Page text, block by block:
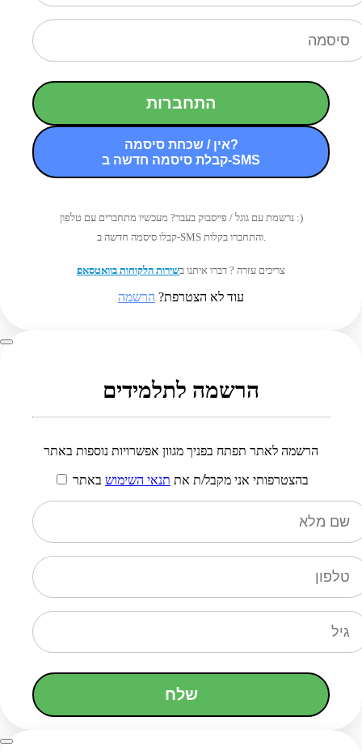
התחברות
אין / שכחת סיסמה?
קבלת סיסמה חדשה ב-SMS
נרשמת עם גוגל / פייסבוק בעבר? מעכשיו מתחברים עם טלפון :)
קבלו סיסמה חדשה ב-SMS והתחברו בקלות.
צריכים עזרה ? דברו איתנו בשירות הלקוחות בוואטסאפ
עוד לא הצטרפת? הרשמה
הרשמה לתלמידים
הרשמה לאתר תפתח בפניך מגוון אפשרויות נוספות באתר
בהצטרפותי אני מקבל/ת את תנאי השימוש באתר
שלח